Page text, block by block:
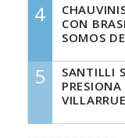
4
CON
SOMOS
5
SANTILLI